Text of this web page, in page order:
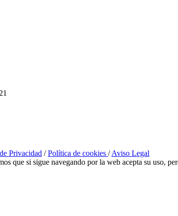
Privacidad /Política de cookies /Aviso Legal
que si sigue navegando por la web acepta su uso,